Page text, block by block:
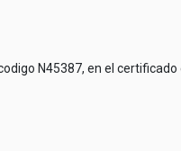
N45387, en el certificado